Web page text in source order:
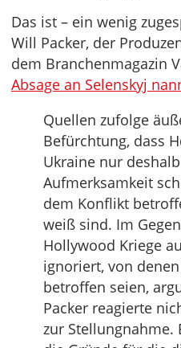
Das ist – ein wenig
Will Packer, der
dem Branchenmagazin
Absage an Selenskyj
Quellen zufolge
Befürchtung, dass
Ukraine nur
Aufmerksamkeit
dem Konflikt
weiß sind. Im
Hollywood Kriege
ignoriert, von
betroffen seien,
Packer reagierte
zur Stellungnahme.